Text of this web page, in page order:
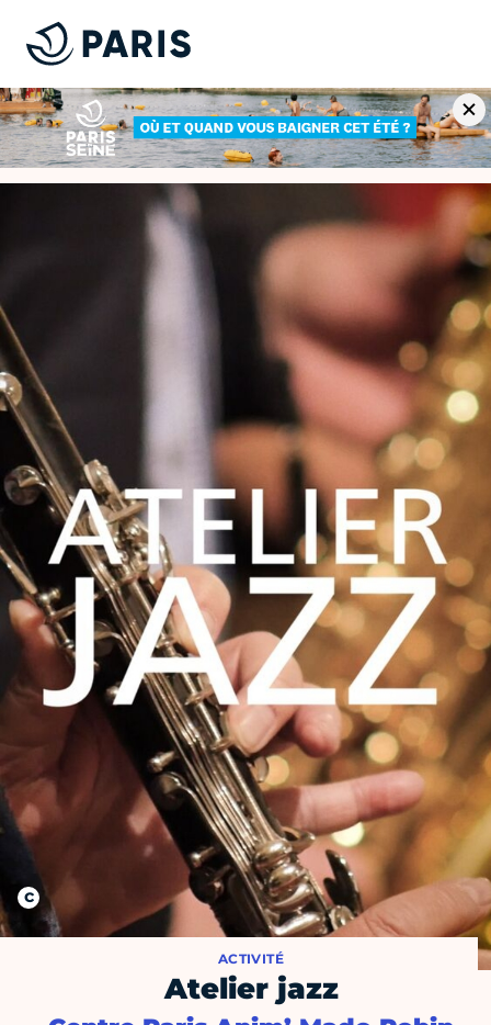
ACTIVITÉ
Atelier jazz